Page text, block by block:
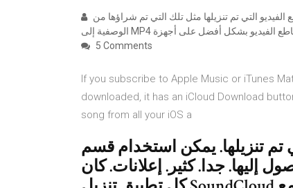
5 Comments
If you subscribe to Apple Music or iTunes
downloaded, it has an iCloud Download
song from all your iOS a
تم تنزيلها. يمكن استخدام قسم
إليها. جدا. كثير. إعلانات. كان